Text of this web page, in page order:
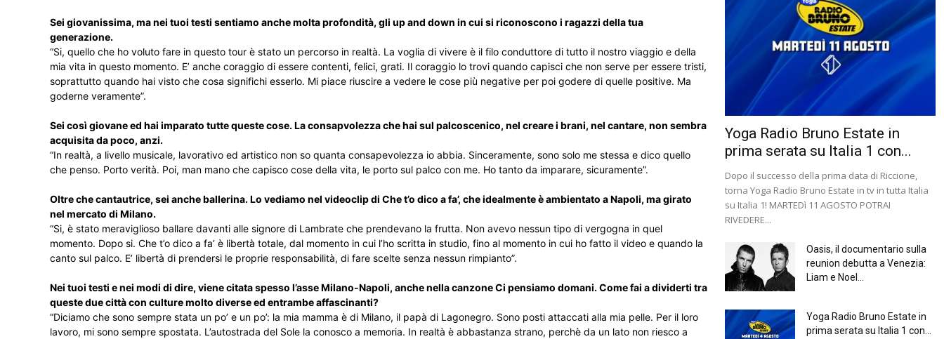
Sei giovanissima, ma nei tuoi testi sentiamo anche molta profondità, gli up and down in cui si riconoscono i ragazzi della tua
generazione.
“Si, quello che ho voluto fare in questo tour è stato un percorso in realtà. La voglia di vivere è il filo conduttore di tutto il nostro viaggio e della
mia vita in questo momento. E’ anche coraggio di essere contenti, felici, grati. Il coraggio lo trovi quando capisci che non serve per essere tristi,
soprattutto quando hai visto che cosa significhi esserlo. Mi piace riuscire a vedere le cose più negative per poi godere di quelle positive. Ma
goderne veramente”.
Sei così giovane ed hai imparato tutte queste cose. La consapvolezza che hai sul palcoscenico, nel creare i brani, nel cantare, non sembra
acquisita da poco, anzi.
“In realtà, a livello musicale, lavorativo ed artistico non so quanta consapevolezza io abbia. Sinceramente, sono solo me stessa e dico quello
che penso. Porto verità. Poi, man mano che capisco cose della vita, le porto sul palco con me. Ho tanto da imparare, sicuramente”.
Oltre che cantautrice, sei anche ballerina. Lo vediamo nel videoclip di Che t’o dico a fa’, che idealmente è ambientato a Napoli, ma girato
nel mercato di Milano.
“Si, è stato meraviglioso ballare davanti alle signore di Lambrate che prendevano la frutta. Non avevo nessun tipo di vergogna in quel
momento. Dopo si. Che t’o dico a fa’ è libertà totale, dal momento in cui l’ho scritta in studio, fino al momento in cui ho fatto il video e quando la
canto sul palco. E’ libertà di prendersi le proprie responsabilità, di fare scelte senza nessun rimpianto”.
Nei tuoi testi e nei modi di dire, viene citata spesso l’asse Milano-Napoli, anche nella canzone Ci pensiamo domani. Come fai a dividerti tra
queste due città con culture molto diverse ed entrambe affascinanti?
“Diciamo che sono sempre stata un po’ e un po’: la mia mamma è di Milano, il papà di Lagonegro. Sono posti attaccati alla mia pelle. Per il loro
lavoro, mi sono sempre spostata. L’autostrada del Sole la conosco a memoria. In realtà è abbastanza strano, perchè da un lato non riesco a
Yoga Radio Bruno Estate in
prima serata su Italia 1 con...
Dopo il successo della prima data di Riccione,
torna Yoga Radio Bruno Estate in tv in tutta Italia
su Italia 1! MARTEDì 11 AGOSTO POTRAI
RIVEDERE...
Oasis, il documentario sulla
reunion debutta a Venezia:
Liam e Noel...
Yoga Radio Bruno Estate in
prima serata su Italia 1 con...